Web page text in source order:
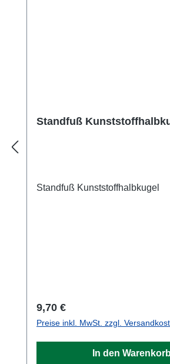
Standfuß
Standfuß Kunststoffhalbkugel
Regulärer Preis:
9,70 €
Preise inkl. MwSt. zzgl.
In den